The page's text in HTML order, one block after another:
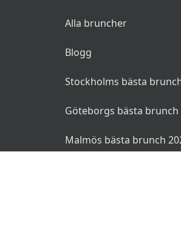
Alla bruncher
Blogg
Stockholms bästa
Göteborgs bästa brunch
Malmös bästa brunch